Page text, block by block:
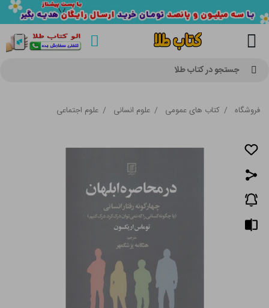
جستجو در کتاب طلا
فروشگاه / کتاب های عمومی / علوم انسانی / علوم اجتماعی